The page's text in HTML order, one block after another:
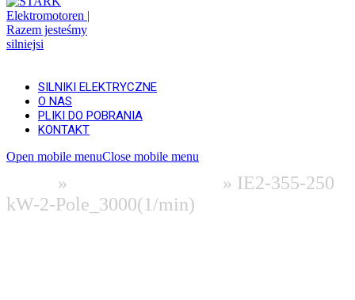
SILNIKI ELEKTRYCZNE
O NAS
PLIKI DO POBRANIA
KONTAKT
Open mobile menuClose mobile menu
» » IE2-355-250
kW-2-Pole_3000(1/min)